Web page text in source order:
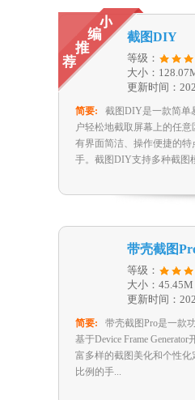
截图DIY
等级：
大小：
更新时间：
简要:
截图DIY是一款简单
户轻松地截取屏幕上的任
有界面简洁、操作便捷的
手。截图DIY支持多种截图
带壳截图
等级：
大小：45.45M
更新时间：
简要:
带壳截图Pro是一款
基于Device Frame
富多样的截图美化和个性
比例的手...